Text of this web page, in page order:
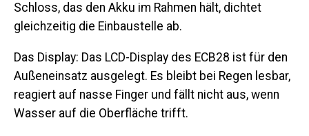
Schloss, das den Akku im Rahmen hält, dichtet
gleichzeitig die Einbaustelle ab.
Das Display: Das LCD-Display des ECB28 ist für den
Außeneinsatz ausgelegt. Es bleibt bei Regen lesbar,
reagiert auf nasse Finger und fällt nicht aus, wenn
Wasser auf die Oberfläche trifft.